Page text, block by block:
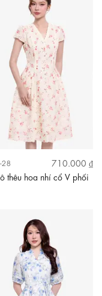
28
710.000 ₫
thêu hoa nhí cổ V phối